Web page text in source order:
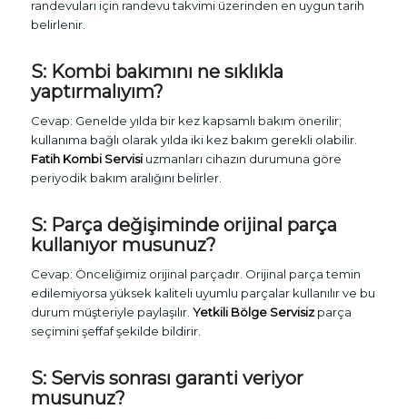
randevuları için randevu takvimi üzerinden en uygun tarih
belirlenir.
S: Kombi bakımını ne sıklıkla
yaptırmalıyım?
Cevap: Genelde yılda bir kez kapsamlı bakım önerilir;
kullanıma bağlı olarak yılda iki kez bakım gerekli olabilir.
Fatih Kombi Servisiuzmanları cihazın durumuna göre
periyodik bakım aralığını belirler.
S: Parça değişiminde orijinal parça
kullanıyor musunuz?
Cevap: Önceliğimiz orijinal parçadır. Orijinal parça temin
edilemiyorsa yüksek kaliteli uyumlu parçalar kullanılır ve bu
durum müşteriyle paylaşılır. Yetkili Bölge Servisizparça
seçimini şeffaf şekilde bildirir.
S: Servis sonrası garanti veriyor
musunuz?